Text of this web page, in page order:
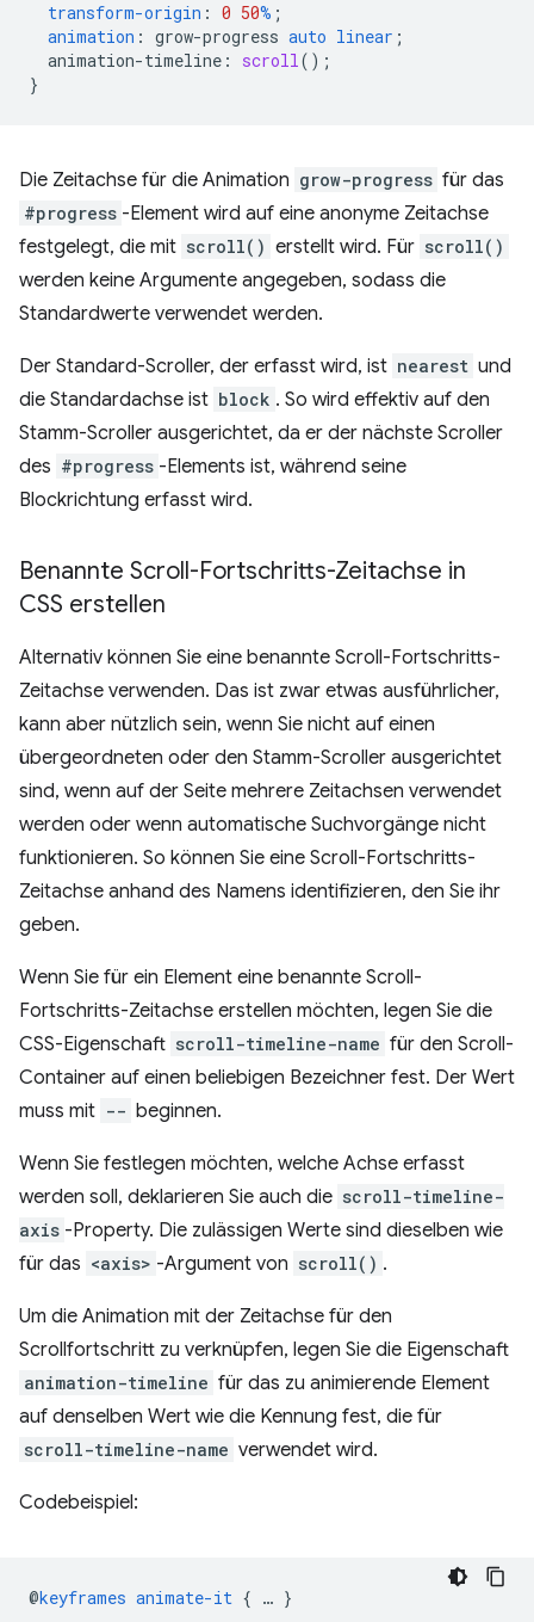
transform-origin : 0 50% ;
animation : grow-progress auto linear ;
animation-timeline : scroll();
}
Die Zeitachse für die Animation grow-progress für das
#progress -Element wird auf eine anonyme Zeitachse
festgelegt, die mit scroll() erstellt wird. Für scroll()
werden keine Argumente angegeben, sodass die
Standardwerte verwendet werden.
Der Standard-Scroller, der erfasst wird, ist nearest und
die Standardachse ist block . So wird effektiv auf den
Stamm-Scroller ausgerichtet, da er der nächste Scroller
des #progress -Elements ist, während seine
Blockrichtung erfasst wird.
Benannte Scroll-Fortschritts-Zeitachse in
CSS erstellen
Alternativ können Sie eine benannte Scroll-Fortschritts-
Zeitachse verwenden. Das ist zwar etwas ausführlicher,
kann aber nützlich sein, wenn Sie nicht auf einen
übergeordneten oder den Stamm-Scroller ausgerichtet
sind, wenn auf der Seite mehrere Zeitachsen verwendet
werden oder wenn automatische Suchvorgänge nicht
funktionieren. So können Sie eine Scroll-Fortschritts-
Zeitachse anhand des Namens identifizieren, den Sie ihr
geben.
Wenn Sie für ein Element eine benannte Scroll-
Fortschritts-Zeitachse erstellen möchten, legen Sie die
CSS-Eigenschaft scroll-timeline-name für den Scroll-
Container auf einen beliebigen Bezeichner fest. Der Wert
muss mit -- beginnen.
Wenn Sie festlegen möchten, welche Achse erfasst
werden soll, deklarieren Sie auch die scroll-timeline-
axis -Property. Die zulässigen Werte sind dieselben wie
für das <axis> -Argument von scroll() .
Um die Animation mit der Zeitachse für den
Scrollfortschritt zu verknüpfen, legen Sie die Eigenschaft
animation-timeline für das zu animierende Element
auf denselben Wert wie die Kennung fest, die für
scroll-timeline-name verwendet wird.
Codebeispiel:
@keyframes animate-it { … }